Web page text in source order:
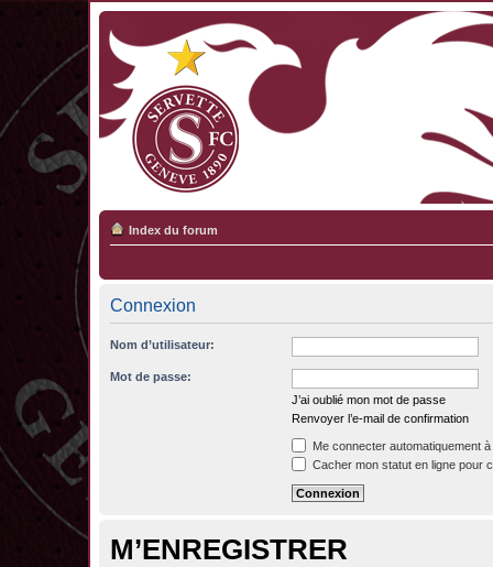
Index du forum
Connexion
Nom d’utilisateur:
Mot de passe:
J’ai oublié mon mot de passe
Renvoyer l’e-mail de confirmation
Me connecter automatiquement
Cacher mon statut en ligne pour
M’ENREGISTRER